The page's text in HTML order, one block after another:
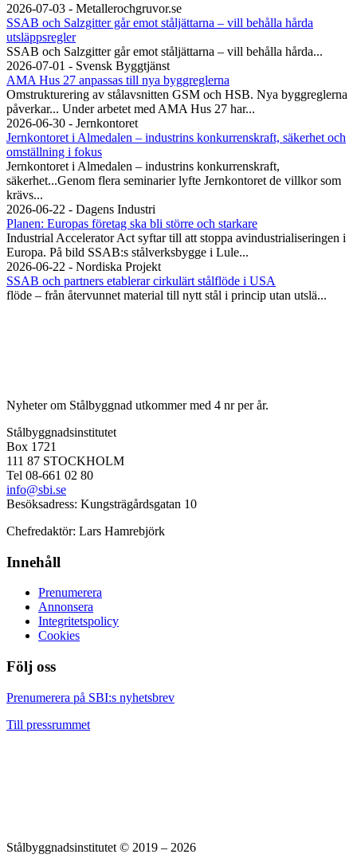
2026-07-03 - Metallerochgruvor.se
SSAB och Salzgitter går emot ståljättarna – vill behålla hårda
utsläppsregler
SSAB och Salzgitter går emot ståljättarna – vill behålla hårda...
2026-07-01 - Svensk Byggtjänst
AMA Hus 27 anpassas till nya byggreglerna
Omstrukturering av stålavsnitten GSM och HSB. Nya byggreglerna
påverkar... Under arbetet med AMA Hus 27 har...
2026-06-30 - Jernkontoret
Jernkontoret i Almedalen – industrins konkurrenskraft, säkerhet och
omställning i fokus
Jernkontoret i Almedalen – industrins konkurrenskraft,
säkerhet...Genom flera seminarier lyfte Jernkontoret de villkor som
krävs...
2026-06-22 - Dagens Industri
Planen: Europas företag ska bli större och starkare
Industrial Accelerator Act syftar till att stoppa avindustrialiseringen i
Europa. På bild SSAB:s stålverksbygge i Lule...
2026-06-22 - Nordiska Projekt
SSAB och partners etablerar cirkulärt stålflöde i USA
flöde – från återvunnet material till nytt stål i princip utan utslä...
Nyheter om Stålbyggnad utkommer med 4 nr per år.
Stålbyggnadsinstitutet
Box 1721
111 87 STOCKHOLM
Tel 08-661 02 80
info@sbi.se
Besöksadress: Kungsträgårdsgatan 10
Chefredaktör: Lars Hamrebjörk
Innehåll
Prenumerera
Annonsera
Integritetspolicy
Cookies
Följ oss
Facebook
LinkedIn
YouTube
Prenumerera på SBI:s nyhetsbrev
Till pressrummet
Stålbyggnadsinstitutet © 2019 – 2026